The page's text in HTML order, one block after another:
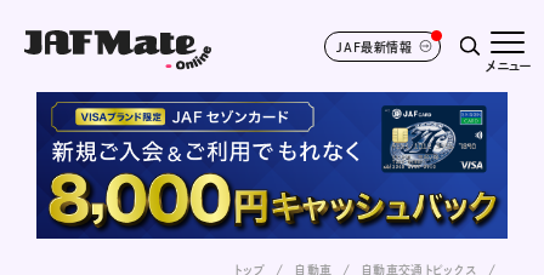
JAF最新情報
メニュー
トップ 自動車
自動車交通トピックス